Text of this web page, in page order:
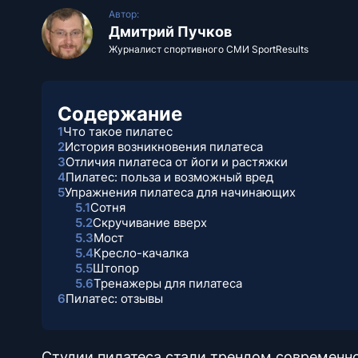
Автор:
Дмитрий Пучков
Журналист спортивного СМИ SportResults
Содержание
1Что такое пилатес
2История возникновения пилатеса
3Отличия пилатеса от йоги и растяжки
4Пилатес: польза и возможный вред
5Упражнения пилатеса для начинающих
5.1Сотня
5.2Скручивание вверх
5.3Мост
5.4Кресло-качалка
5.5Штопор
5.6Тренажеры для пилатеса
6Пилатес: отзывы